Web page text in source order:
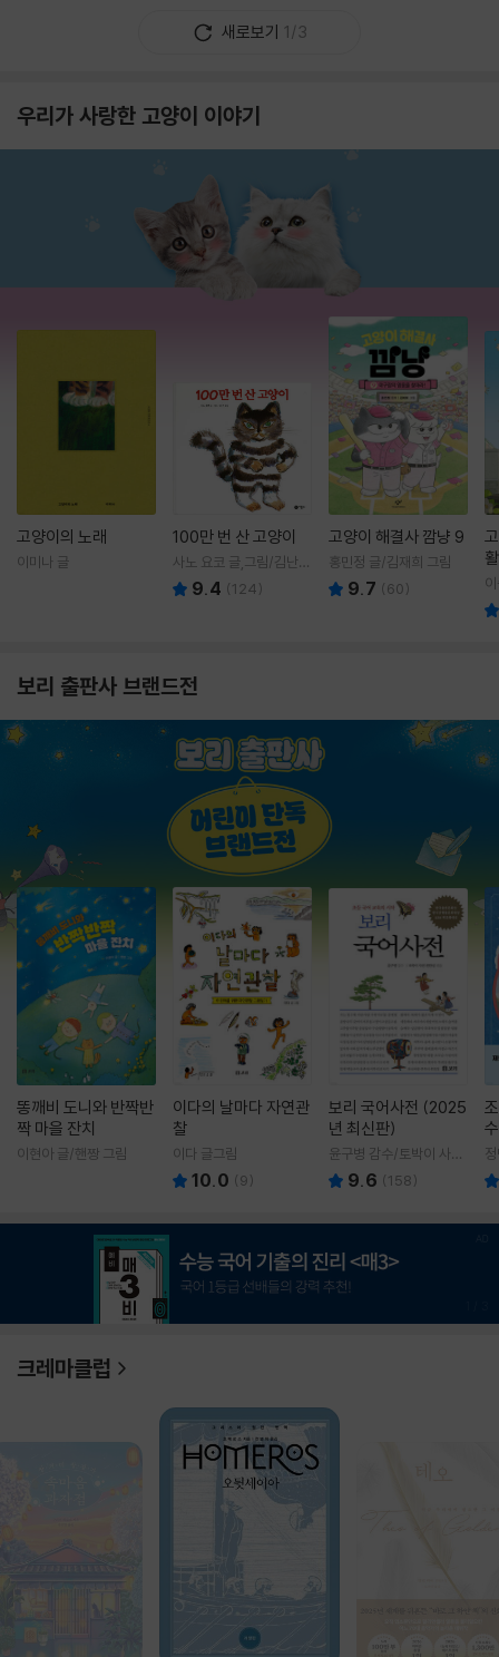
새로보기 1/3
우리가 사랑한 고양이 이야기
고양이의 노래
이미나 글
100만 번 산 고양이
사노 요코 글,그림/김난주
역 9.4 (124)
고양이 해결사 깜냥 9
홍민정 글/김재희 그림
9.7 (60)
보리 출판사 브랜드전
똥깨비 도니와 반짝반
짝 마을 잔치
이현아 글/핸짱 그림
이다의 날마다 자연관
찰
이다 글그림
10.0 (9)
보리 국어사전 (2025
년 최신판)
윤구병 감수/토박이 사전
편찬실 편
9.6 (158)
크레마클럽